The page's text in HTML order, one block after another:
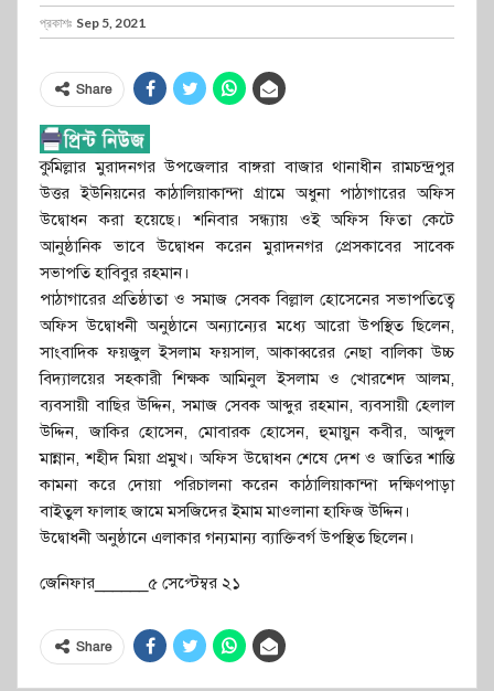
প্রকাশঃ Sep 5, 2021
Share
কুমিল্লার মুরাদনগর উপজেলার বাঙ্গরা বাজার থানাধীন রামচন্দ্রপুর
উত্তর ইউনিয়নের কাঠালিয়াকান্দা গ্রামে অধুনা পাঠাগারের অফিস
উদ্বোধন করা হয়েছে। শনিবার সন্ধ্যায় ওই অফিস ফিতা কেটে
আনুষ্ঠানিক ভাবে উদ্বোধন করেন মুরাদনগর প্রেসকাবের সাবেক
সভাপতি হাবিবুর রহমান।
পাঠাগারের প্রতিষ্ঠাতা ও সমাজ সেবক বিল্লাল হোসেনের সভাপতিত্বে
অফিস উদ্বোধনী অনুষ্ঠানে অন্যান্যের মধ্যে আরো উপস্থিত ছিলেন,
সাংবাদিক ফয়জুল ইসলাম ফয়সাল, আকাব্বরের নেছা বালিকা উচ্চ
বিদ্যালয়ের সহকারী শিক্ষক আমিনুল ইসলাম ও খোরশেদ আলম,
ব্যবসায়ী বাছির উদ্দিন, সমাজ সেবক আব্দুর রহমান, ব্যবসায়ী হেলাল
উদ্দিন, জাকির হোসেন, মোবারক হোসেন, হুমায়ুন কবীর, আব্দুল
মান্নান, শহীদ মিয়া প্রমুখ। অফিস উদ্বোধন শেষে দেশ ও জাতির শান্তি
কামনা করে দোয়া পরিচালনা করেন কাঠালিয়াকান্দা দক্ষিণপাড়া
বাইতুল ফালাহ জামে মসজিদের ইমাম মাওলানা হাফিজ উদ্দিন।
উদ্বোধনী অনুষ্ঠানে এলাকার গন্যমান্য ব্যাক্তিবর্গ উপস্থিত ছিলেন।
জেনিফার______৫ সেপ্টেম্বর ২১
Share